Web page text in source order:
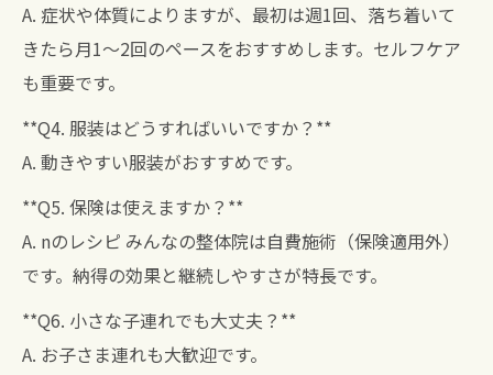
A. 症状や体質によりますが、最初は週1回、落ち着いて
きたら月1〜2回のペースをおすすめします。セルフケア
も重要です。
**Q4. 服装はどうすればいいですか？**
A. 動きやすい服装がおすすめです。
**Q5. 保険は使えますか？**
A. nのレシピ みんなの整体院は自費施術（保険適用外）
です。納得の効果と継続しやすさが特長です。
**Q6. 小さな子連れでも大丈夫？**
A. お子さま連れも大歓迎です。